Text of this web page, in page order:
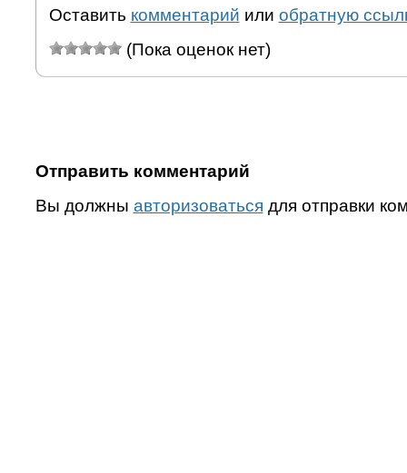
Оставить комментарий или обратную
(Пока оценок нет)
Отправить комментарий
Вы должны авторизоваться для отправки